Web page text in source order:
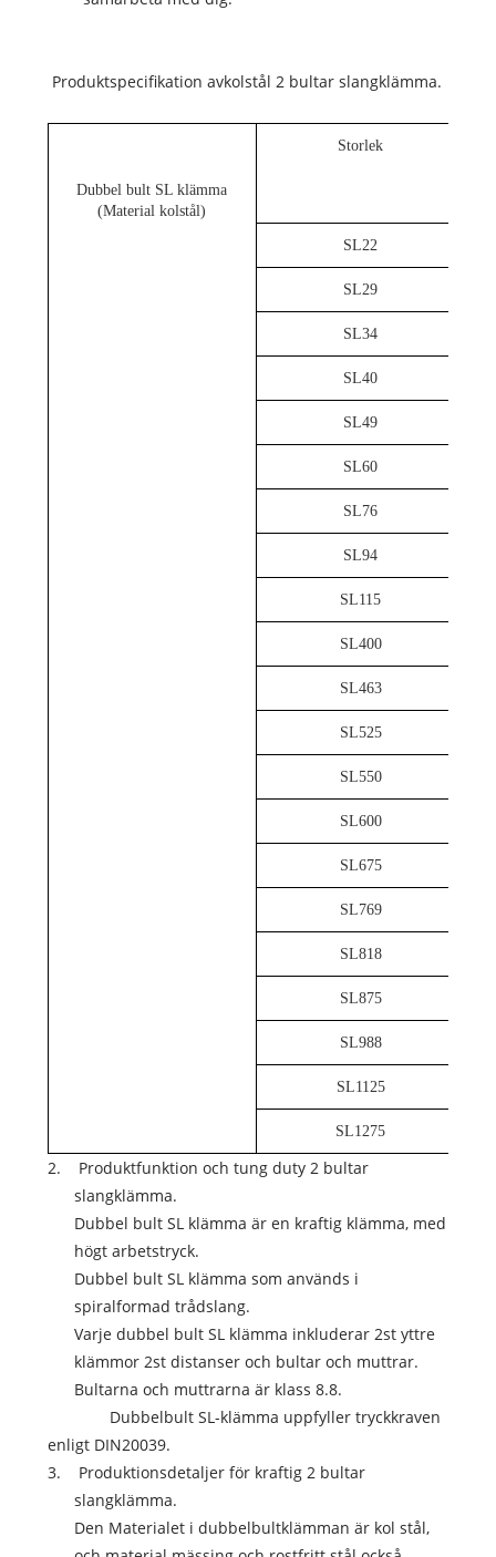
Produktspecifikation avkolstål 2 bultar slangklämma.
Dubbel bult SL klämma
(Material kolstål)
Storlek
SL22
SL29
SL34
SL40
SL49
SL60
SL76
SL94
SL115
SL400
SL463
SL525
SL550
SL600
SL675
SL769
SL818
SL875
SL988
SL1125
SL1275
2. Produktfunktion och tung duty 2 bultar
slangklämma.
Dubbel bult SL klämma är en kraftig klämma, med
högt arbetstryck.
Dubbel bult SL klämma som används i
spiralformad trådslang.
Varje dubbel bult SL klämma inkluderar 2st yttre
klämmor 2st distanser och bultar och muttrar.
Bultarna och muttrarna är klass 8.8.
Dubbelbult SL-klämma uppfyller tryckkraven
enligt DIN20039.
3. Produktionsdetaljer för kraftig 2 bultar
slangklämma.
Den Materialet i dubbelbultklämman är kol stål,